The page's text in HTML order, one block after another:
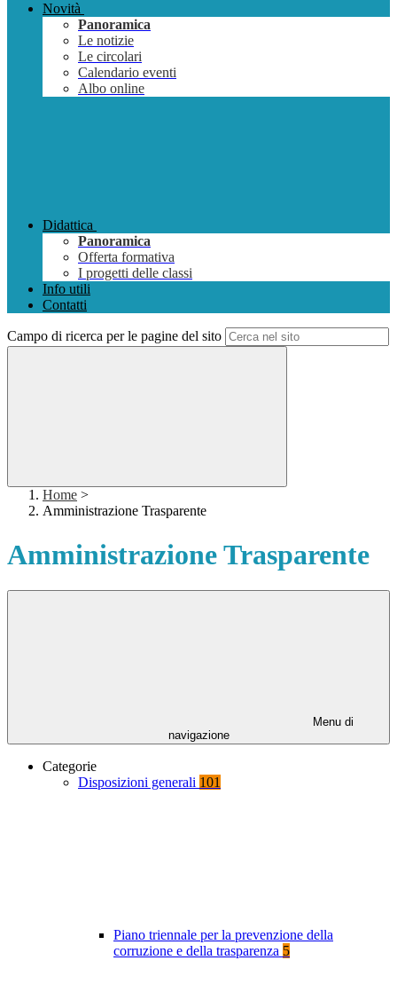
Novità
Panoramica
Le notizie
Le circolari
Calendario eventi
Albo online
Didattica
Panoramica
Offerta formativa
I progetti delle classi
Info utili
Contatti
Campo di ricerca per le pagine del sito
Home >
Amministrazione Trasparente
Amministrazione Trasparente
Menu di
navigazione
Categorie
Disposizioni generali 101
Piano triennale per la prevenzione della
corruzione e della trasparenza 5